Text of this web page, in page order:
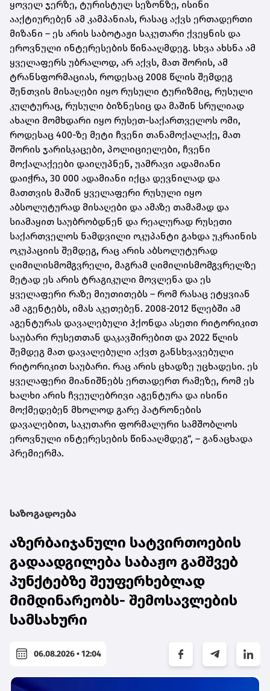
ყოველ ჯერზე, ტურისტულ სეზონზე, ისინი
ააქტიურებენ ამ კამპანიას, რასაც აქვს ერთადერთი
მიზანი – ეს არის საბოტაჟი საკუთარი ქვეყნის და
ეროვნული ინტერესების წინააღმდეგ. სხვა ახსნა ამ
ყველაფერს უბრალოდ, არ აქვს, მათ შორის, ამ
ტრანსფორმაციას, როდესაც 2008 წლის შემდეგ
შენთვის მისაღები იყო რუსული ტურიზმიც, რუსული
კულტურაც, რუსული ბიზნესიც და მაშინ სრულიად
ახალი მომხდარი იყო რუსეთ-საქართველოს ომი,
როდესაც 400-ზე მეტი ჩვენი თანამოქალაქე, მათ
შორის ჯარისკაცები, პოლიციელები, ჩვენი
მოქალაქეები დაიღუპნენ, უამრავი ადამიანი
დაიჭრა, 30 000 ადამიანი იქცა დევნილად და
მათთვის მაშინ ყველაფერი რუსული იყო
აბსოლუტურად მისაღები და ამაზე თამამად და
სიამაყით საუბრობდნენ და რეალურად რუსეთი
საქართველოს ნამდვილი ოკუპანტი გახდა უკრაინის
ოკუპაციის შემდეგ, რაც არის აბსოლუტურად
ღიმილისმომგვრელი, მაგრამ ღიმილისმომგვრელზე
მეტად ეს არის ტრაგიკული მოვლენა და ეს
ყველაფერი რაზე მიუთითებს – რომ რასაც ეტყვიან
ამ აგენტებს, იმას აკეთებენ. 2008-2012 წლებში ამ
აგენტურას დავალებული ჰქონდა ასეთი რიტორიკით
საუბარი რუსეთთან დაკავშირებით და 2022 წლის
შემდეგ მათ დავალებული აქვთ განსხვავებული
რიტორიკით საუბარი. რაც არის ცხადზე უცხადესი. ეს
ყველაფერი მიანიშნებს ერთადერთ რამეზე, რომ ეს
ხალხი არის ჩვეულებრივი აგენტურა და ისინი
მოქმედებენ მხოლოდ გარე პატრონების
დავალებით, საკუთარი ფორმალური სამშობლოს
ეროვნული ინტერესების წინააღმდეგ“, – განაცხადა
პრემიერმა.
საზოგადოება
აზერბაიჯანული სატვირთოების
გადაადგილება საბაჟო გამშვებ
პუნქტებზე შეუფერხებლად
მიმდინარეობს- შემოსავლების
სამსახური
06.08.2026 • 12:04